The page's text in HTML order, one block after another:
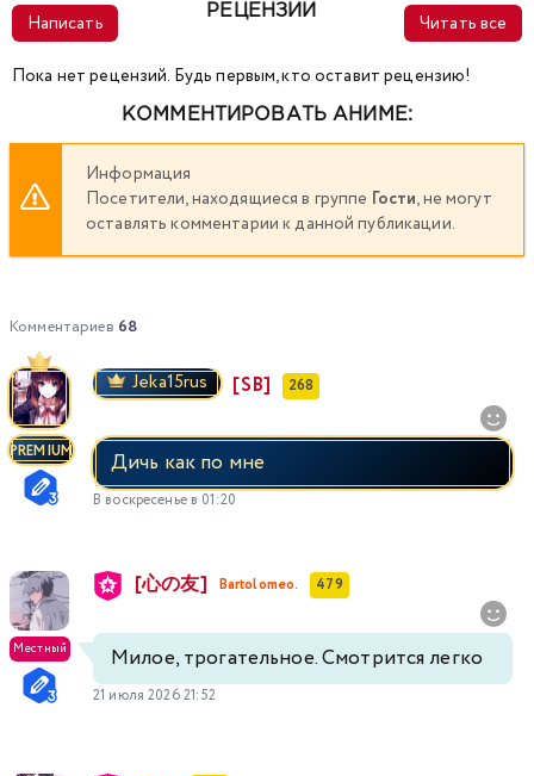
Написать
РЕЦЕНЗИИ
Читать все
Пока нет рецензий. Будь первым, кто оставит рецензию!
КОММЕНТИРОВАТЬ АНИМЕ:
Информация
Посетители, находящиеся в группе Гости, не могут
оставлять комментарии к данной публикации.
Комментариев 68
PREMIUM
Jeka15rus [SB] 268
Дичь как по мне
В воскресенье в 01:20
Местный
[心の友] Bartolomeo. 479
Милое, трогательное. Смотрится легко
21 июля 2026 21:52